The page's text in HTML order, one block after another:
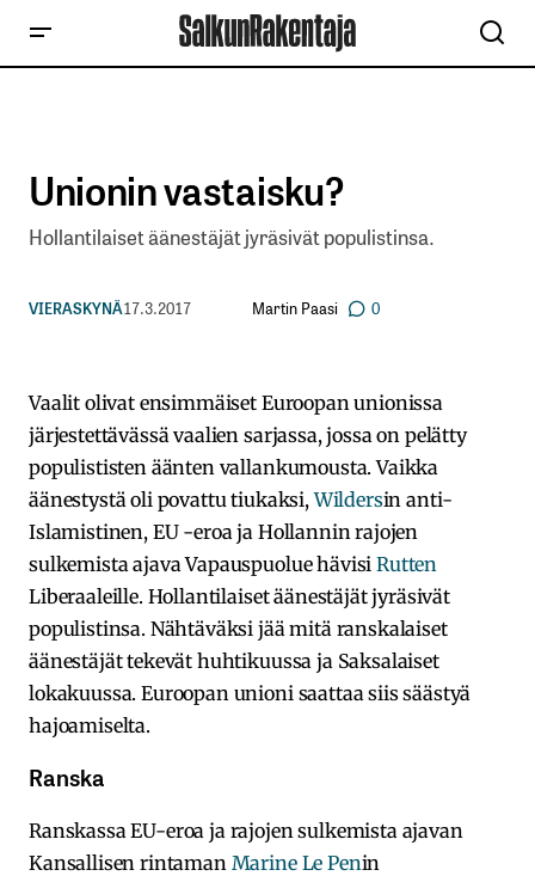
Unionin vastaisku?
Hollantilaiset äänestäjät jyräsivät populistinsa.
VIERASKYNÄ17.3.2017 Martin Paasi 0
Vaalit olivat ensimmäiset Euroopan unionissa
järjestettävässä vaalien sarjassa, jossa on pelätty
populististen äänten vallankumousta. Vaikka
äänestystä oli povattu tiukaksi,Wildersin anti-
Islamistinen, EU -eroa ja Hollannin rajojen
sulkemista ajava Vapauspuolue hävisiRutten
Liberaaleille. Hollantilaiset äänestäjät jyräsivät
populistinsa. Nähtäväksi jää mitä ranskalaiset
äänestäjät tekevät huhtikuussa ja Saksalaiset
lokakuussa. Euroopan unioni saattaa siis säästyä
hajoamiselta.
Ranska
Ranskassa EU-eroa ja rajojen sulkemista ajavan
Kansallisen rintaman Marine Le Penin